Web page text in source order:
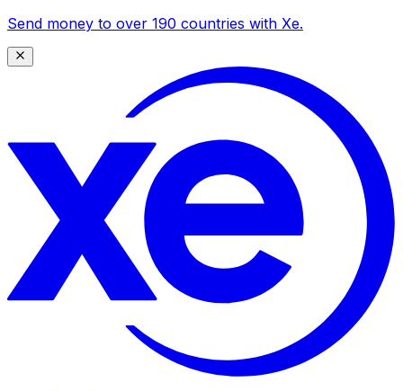
Send money to over 190 countries with Xe.